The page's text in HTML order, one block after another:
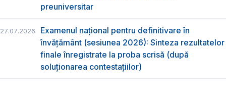
preuniversitar
27.07.2026
Examenul național pentru definitivare în
învățământ (sesiunea 2026): Sinteza rezultatelor
finale înregistrate la proba scrisă (după
soluționarea contestațiilor)